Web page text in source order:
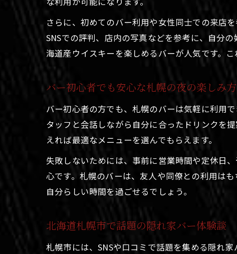
さらに、初めてのバー利用や女性同士での来店
SNSでの評判、店内の写真などを参考に、自分
海道産ウイスキーを楽しめるバーが人気です。
バー初心者でも安心な札幌の夜の楽しみ方
バー初心者の方でも、札幌のバーは気軽に利用
タッフと会話しながら自分に合ったドリンクを
えれば最適なメニューを選んでもらえます。
失敗しないためには、事前に営業時間や定休日
心です。札幌のバーは、友人や同僚との利用は
自分らしい時間を過ごせるでしょう。
北海道札幌市で話題の隠れ家バー体験談
札幌市には、SNSや口コミで話題を集める隠れ